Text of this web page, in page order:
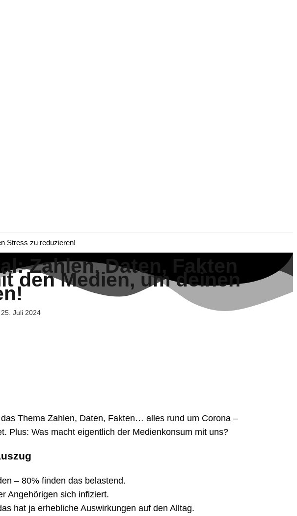
Stress zu reduzieren!
Zahlen, Daten, Fakten
den Medien, um deinen
Juli 2024
Thema Zahlen, Daten, Fakten… alles rund um Corona –
Plus: Was macht eigentlich der Medienkonsum mit uns?
– 80% finden das belastend.
Angehörigen sich infiziert.
hat ja erhebliche Auswirkungen auf den Alltag.